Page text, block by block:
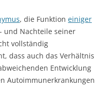
, die Funktion einiger
und Nachteile seiner
vollständig
dass auch das Verhältnis
Entwicklung
Autoimmunerkrankungen